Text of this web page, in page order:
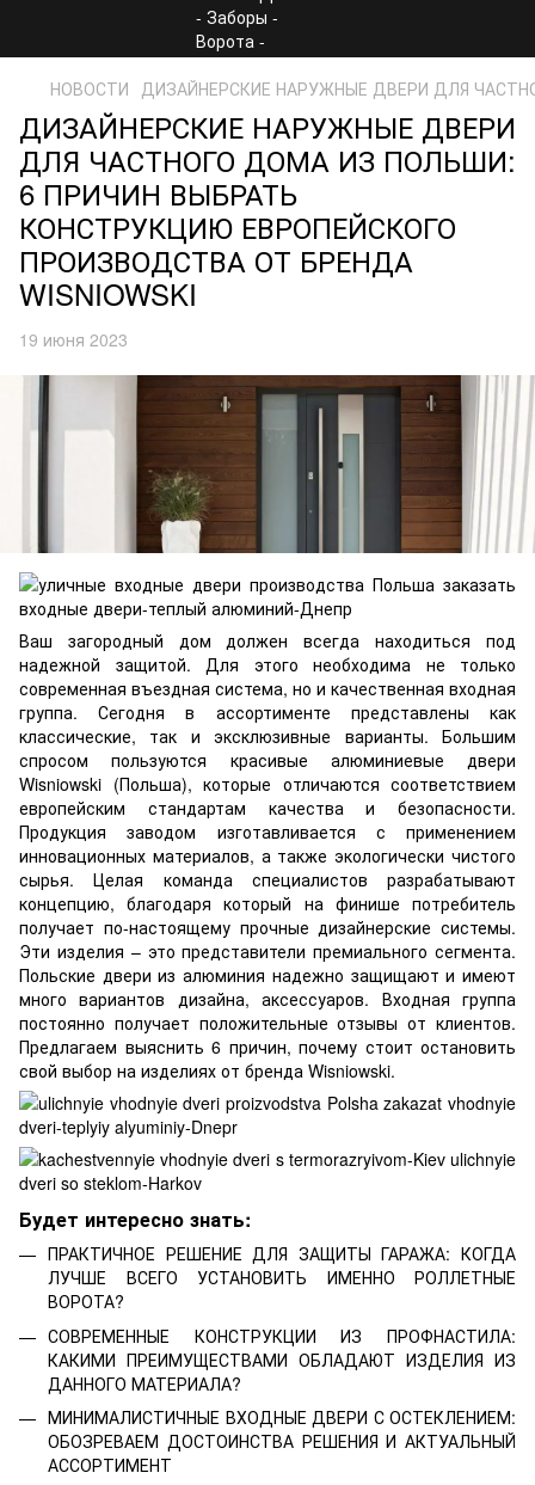
НОВОСТИ ДИЗАЙНЕРСКИЕ НАРУЖНЫЕ ДВЕРИ ДЛЯ
ДИЗАЙНЕРСКИЕ НАРУЖНЫЕ ДВЕРИ
ДЛЯ ЧАСТНОГО ДОМА ИЗ ПОЛЬШИ:
6 ПРИЧИН ВЫБРАТЬ
КОНСТРУКЦИЮ ЕВРОПЕЙСКОГО
ПРОИЗВОДСТВА ОТ БРЕНДА
WISNIOWSKI
19 июня 2023
Ваш загородный дом должен всегда находиться под
надежной защитой. Для этого необходима не только
современная въездная система, но и качественная входная
группа. Сегодня в ассортименте представлены как
классические, так и эксклюзивные варианты. Большим
спросом пользуются красивые алюминиевые двери
Wisniowski (Польша), которые отличаются соответствием
европейским стандартам качества и безопасности.
Продукция заводом изготавливается с применением
инновационных материалов, а также экологически чистого
сырья. Целая команда специалистов разрабатывают
концепцию, благодаря который на финише потребитель
получает по-настоящему прочные дизайнерские системы.
Эти изделия – это представители премиального сегмента.
Польские двери из алюминия надежно защищают и имеют
много вариантов дизайна, аксессуаров. Входная группа
постоянно получает положительные отзывы от клиентов.
Предлагаем выяснить 6 причин, почему стоит остановить
свой выбор на изделиях от бренда Wisniowski.
Будет интересно знать:
ПРАКТИЧНОЕ РЕШЕНИЕ ДЛЯ ЗАЩИТЫ ГАРАЖА: КОГДА
ЛУЧШЕ ВСЕГО УСТАНОВИТЬ ИМЕННО РОЛЛЕТНЫЕ
ВОРОТА?
СОВРЕМЕННЫЕ КОНСТРУКЦИИ ИЗ ПРОФНАСТИЛА:
КАКИМИ ПРЕИМУЩЕСТВАМИ ОБЛАДАЮТ ИЗДЕЛИЯ ИЗ
ДАННОГО МАТЕРИАЛА?
МИНИМАЛИСТИЧНЫЕ ВХОДНЫЕ ДВЕРИ С ОСТЕКЛЕНИЕМ:
ОБОЗРЕВАЕМ ДОСТОИНСТВА РЕШЕНИЯ И АКТУАЛЬНЫЙ
АССОРТИМЕНТ